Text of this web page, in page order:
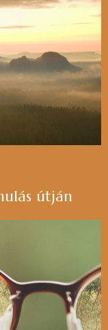
útján